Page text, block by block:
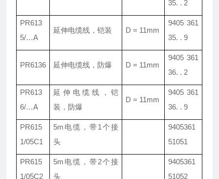
35. . 2
PR613
5/…A
延伸电缆线 ，铠装 D = 11mm
9405 361
35. . 9
PR6136 延伸电缆线 ， 防爆 D = 11mm
9405 361
36. . 2
PR613
6/…A
延伸电缆线 ，铠
装 ， 防爆
D = 11mm
9405 361
36. . 9
PR615
1/05C1
5m电缆，带1个接
头
9405361
51051
PR615
1/05C2
5m电缆，带2个接
头
9405361
51052